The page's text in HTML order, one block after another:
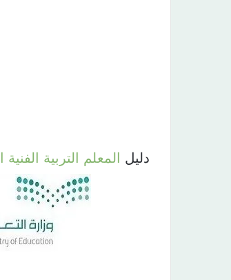
دليل المعلم التربية الفنية